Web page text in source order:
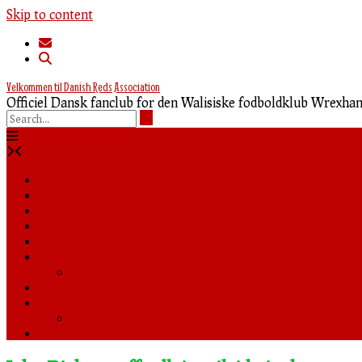
Skip to content
Velkommen til Danish Reds Association
Officiel Dansk fanclub for den Walisiske fodboldklub